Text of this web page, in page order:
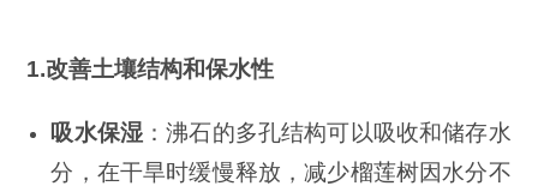
1.改善土壤结构和保水性
吸水保湿 ：沸石的多孔结构可以吸收和储存水
分，在干旱时缓慢释放，减少榴莲树因水分不